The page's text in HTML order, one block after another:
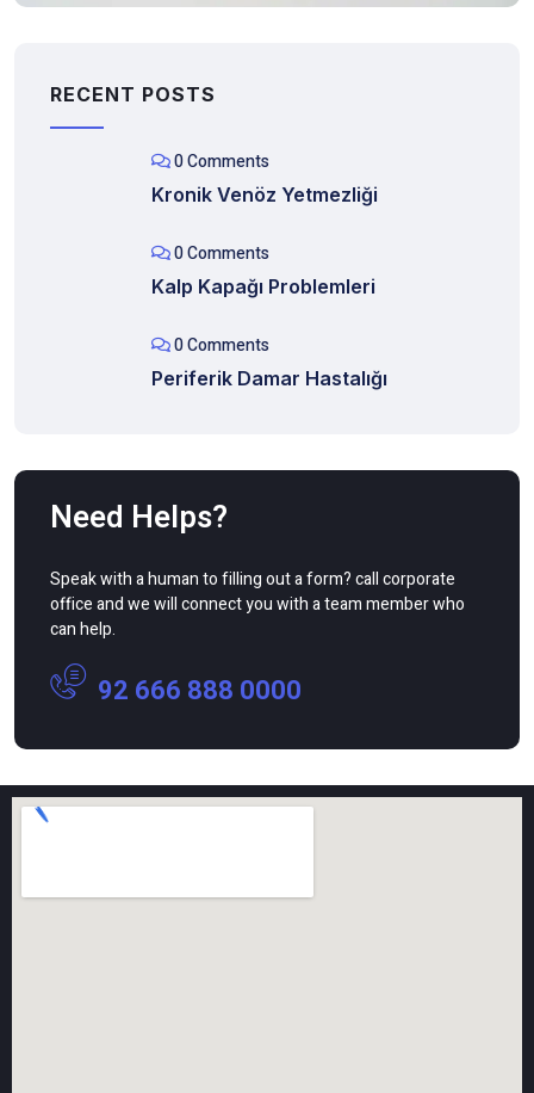
RECENT POSTS
0 Comments
Kronik Venöz Yetmezliği
0 Comments
Kalp Kapağı Problemleri
0 Comments
Periferik Damar Hastalığı
Need Helps?
Speak with a human to filling out a form? call corporate
office and we will connect you with a team member who
can help.
92 666 888 0000